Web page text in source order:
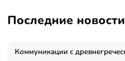
Последние новости